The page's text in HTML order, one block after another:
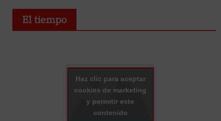
El tiempo
Haz clic para aceptar
cookies de marketing
y permitir este
contenido